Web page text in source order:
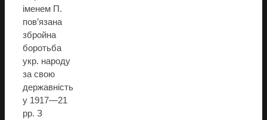
іменем П.
пов’язана
збройна
боротьба
укр. народу
за свою
державність
у 1917—21
рр. З